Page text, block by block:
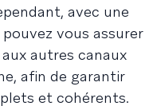
avec une
vous assurer
autres canaux
afin de garantir
et cohérents.